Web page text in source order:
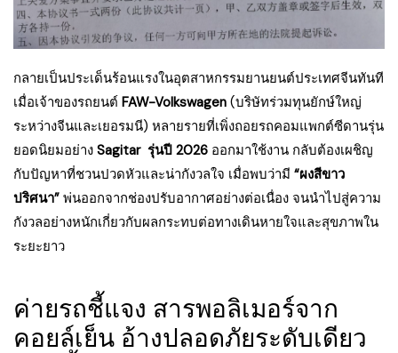
กลายเป็นประเด็นร้อนแรงในอุตสาหกรรมยานยนต์ประเทศจีนทันที
เมื่อเจ้าของรถยนต์ FAW-Volkswagen (บริษัทร่วมทุนยักษ์ใหญ่
ระหว่างจีนและเยอรมนี) หลายรายที่เพิ่งถอยรถคอมแพกต์ซีดานรุ่น
ยอดนิยมอย่าง Sagitar รุ่นปี 2026 ออกมาใช้งาน กลับต้องเผชิญ
กับปัญหาที่ชวนปวดหัวและน่ากังวลใจ เมื่อพบว่ามี “ผงสีขาว
ปริศนา” พ่นออกจากช่องปรับอากาศอย่างต่อเนื่อง จนนำไปสู่ความ
กังวลอย่างหนักเกี่ยวกับผลกระทบต่อทางเดินหายใจและสุขภาพใน
ระยะยาว
ค่ายรถชี้แจง สารพอลิเมอร์จาก
คอยล์เย็น อ้างปลอดภัยระดับเดียว